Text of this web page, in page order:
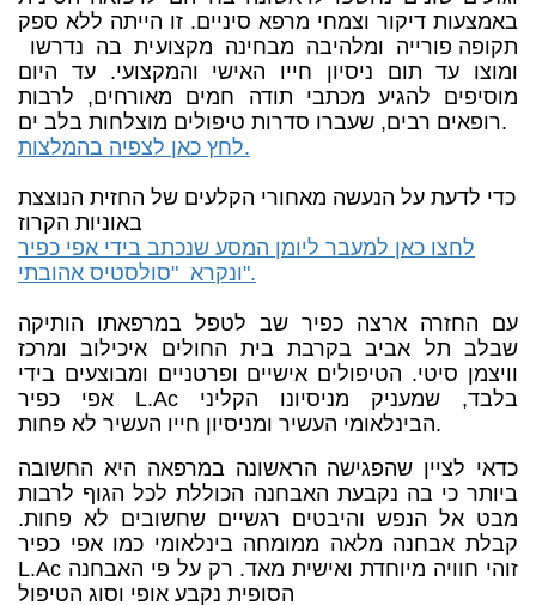
באמצעות דיקור וצמחי מרפא סיניים. זו הייתה ללא ספק
תקופה פורייה ומלהיבה מבחינה מקצועית בה נדרשו
ומוצו עד תום ניסיון חייו האישי והמקצועי. עד היום
מוסיפים להגיע מכתבי תודה חמים מאורחים, לרבות
רופאים רבים, שעברו סדרות טיפולים מוצלחות בלב ים.
לחץ כאן לצפיה בהמלצות.
כדי לדעת על הנעשה מאחורי הקלעים של החזית הנוצצת
לחצו כאן למעבר ליומן המסע שנכתב בידי אפי כפיר
ונקרא "סולסטיס אהובתי".
עם החזרה ארצה כפיר שב לטפל במרפאתו הותיקה
שבלב תל אביב בקרבת בית החולים איכילוב ומרכז
וויצמן סיטי. הטיפולים אישיים ופרטניים ומבוצעים בידי
אפי כפיר L.Ac בלבד, שמעניק מניסיונו הקליני
הבינלאומי העשיר ומניסיון חייו העשיר לא פחות.
כדאי לציין שהפגישה הראשונה במרפאה היא החשובה
ביותר כי בה נקבעת האבחנה הכוללת לכל הגוף לרבות
מבט אל הנפש והיבטים רגשיים שחשובים לא פחות.
קבלת אבחנה מלאה ממומחה בינלאומי כמו אפי כפיר
L.Ac זוהי חוויה מיוחדת ואישית מאד. רק על פי האבחנה